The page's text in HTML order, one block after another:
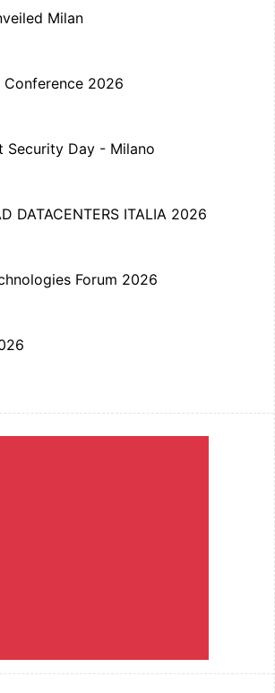
Milan
Conference 2026
Security Day - Milano
DATACENTERS ITALIA 2026
Forum 2026